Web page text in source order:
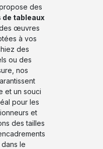
des
tableaux
des œuvres
à vos
des
ou des
nos
et un souci
pour les
et
des tailles
le